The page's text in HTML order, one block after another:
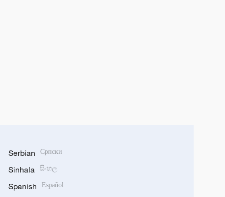
Serbian Српски
Sinhala සිංහල
Spanish Español